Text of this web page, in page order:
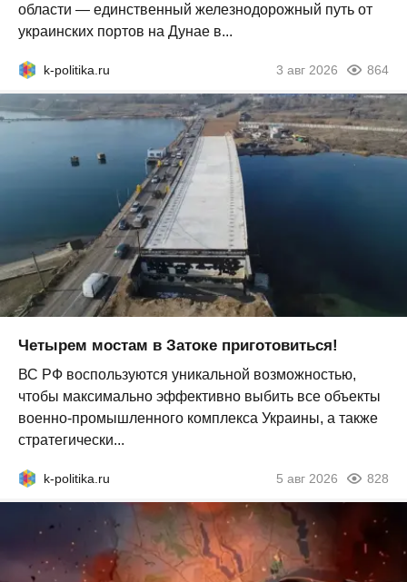
области — единственный железнодорожный путь от
украинских портов на Дунае в...
k-politika.ru 3 авг 2026 864
Четырем мостам в Затоке приготовиться!
ВС РФ воспользуются уникальной возможностью,
чтобы максимально эффективно выбить все объекты
военно-промышленного комплекса Украины, а также
стратегически...
k-politika.ru 5 авг 2026 828